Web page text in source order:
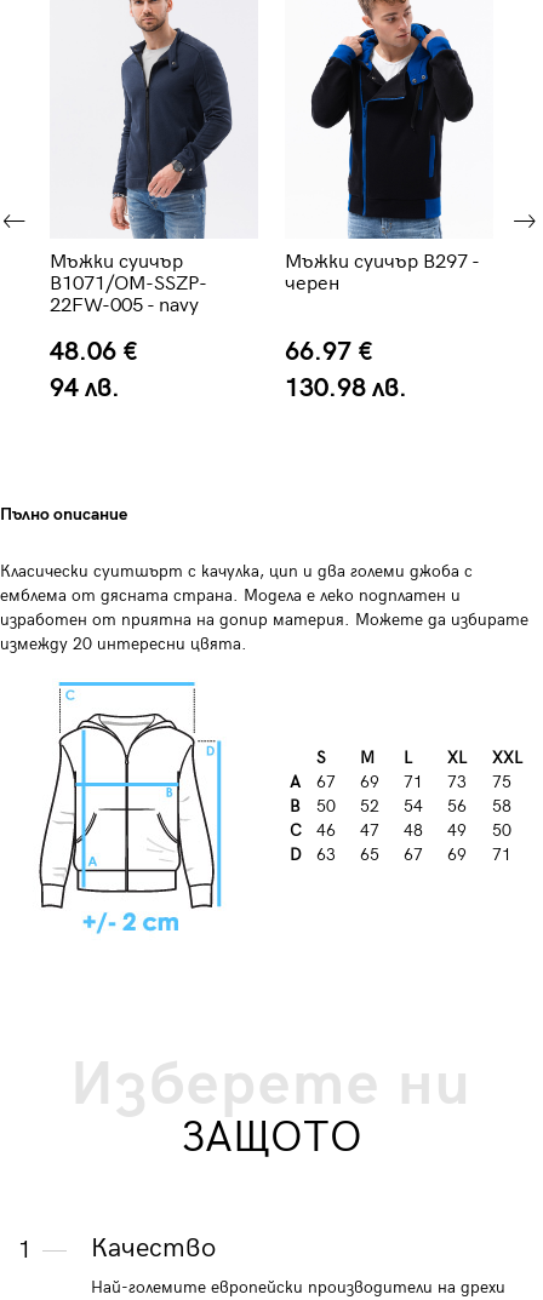
Мъжки суичър
B1071/OM-SSZP-
22FW-005 - navy
48.06 €
94 лв.
Мъжки суичър B297 -
черен
66.97 €
130.98 лв.
Пълно описание
Класически суитшърт с качулка, цип и два големи джоба с
емблема от дясната страна. Модела е леко подплатен и
изработен от приятна на допир материя. Можете да избирате
измежду 20 интересни цвята.
S М L XL
XXL
А
67 69 71 73
75
B
50 52 54 56
58
C
46 47 48 49
50
D
63 65 67 69 71
Изберете ни
ЗАЩОТО
1 Качество
Най-големите европейски производители на дрехи